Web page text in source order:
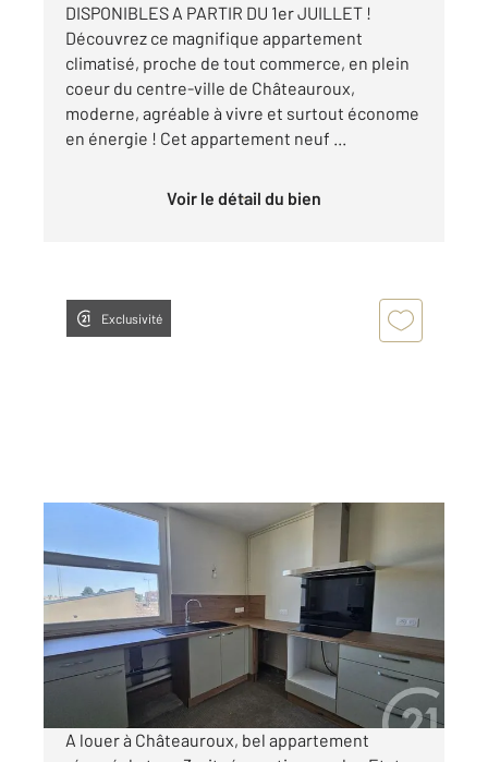
DISPONIBLES A PARTIR DU 1er JUILLET !
Découvrez ce magnifique appartement
climatisé, proche de tout commerce, en plein
coeur du centre-ville de Châteauroux,
moderne, agréable à vivre et surtout économe
en énergie ! Cet appartement neuf ...
Voir le détail du bien
Exclusivité
CHATEAUROUX 36
64,12 m
, 3 pièces
Ref : 10379
Appartement T3 à louer
520 €
par mois charges comprises
A louer à Châteauroux, bel appartement